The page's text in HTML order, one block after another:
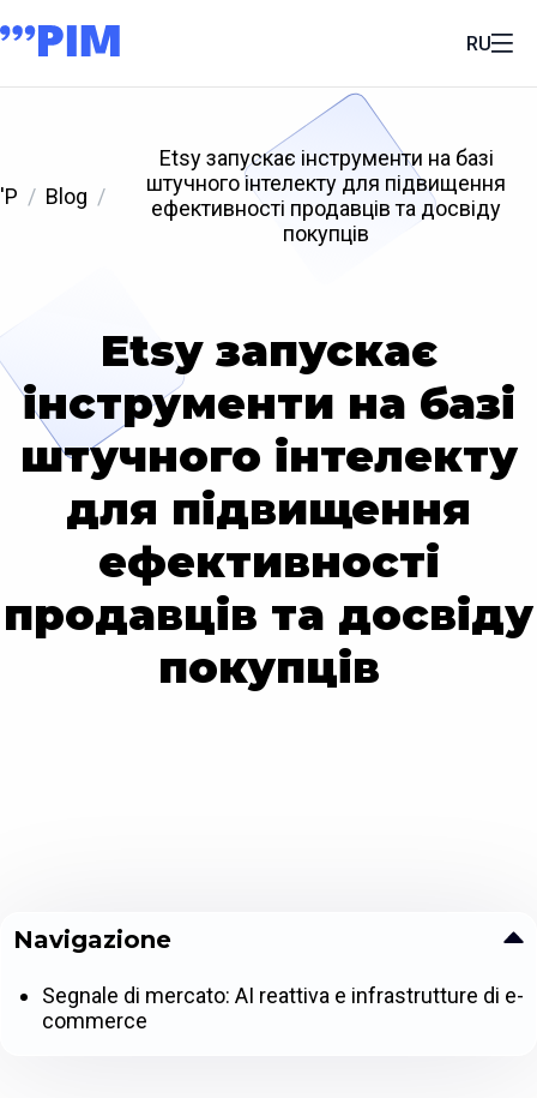
RU
'P Blog
Etsy запускає інструменти на базі
штучного інтелекту для підвищення
ефективності продавців та досвіду
покупців
Etsy запускає
інструменти на базі
штучного інтелекту
для підвищення
ефективності
продавців та досвіду
покупців
Navigazione
Segnale di mercato: AI reattiva e infrastrutture di e-
commerce